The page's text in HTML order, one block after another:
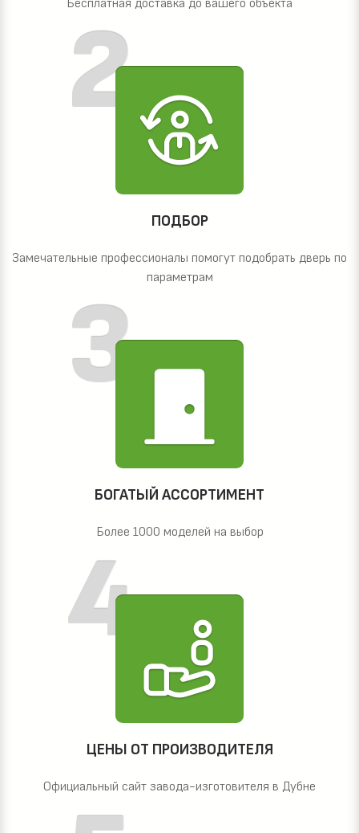
Бесплатная доставка до вашего объекта
ПОДБОР
Замечательные профессионалы помогут подобрать дверь по
параметрам
БОГАТЫЙ АССОРТИМЕНТ
Более 1000 моделей на выбор
ЦЕНЫ ОТ ПРОИЗВОДИТЕЛЯ
Официальный сайт завода-изготовителя в Дубне